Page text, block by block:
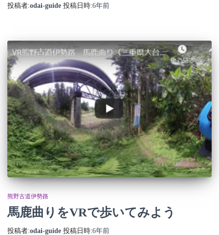
投稿者:odai-guide 投稿日時:6年前
熊野古道伊勢路
馬鹿曲りをVRで歩いてみよう
投稿者:odai-guide 投稿日時:6年前